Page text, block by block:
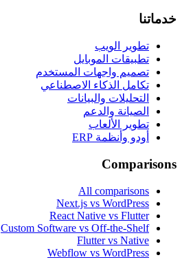
خدماتنا
تطوير الويب
تطبيقات الموبايل
تصميم واجهات المستخدم
تكامل الذكاء الاصطناعي
التحليلات والبيانات
الصيانة والدعم
تطوير الألعاب
أودو وأنظمة ERP
Comparisons
All comparisons
Next.js vs WordPress
React Native vs Flutter
Custom Software vs Off-the-Shelf
Flutter vs Native
Webflow vs WordPress